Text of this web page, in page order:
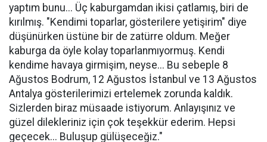
yaptım bunu... Üç kaburgamdan ikisi çatlamış, biri de
kırılmış. "Kendimi toparlar, gösterilere yetişirim" diye
düşünürken üstüne bir de zatürre oldum. Meğer
kaburga da öyle kolay toparlanmıyormuş. Kendi
kendime havaya girmişim, neyse... Bu sebeple 8
Ağustos Bodrum, 12 Ağustos İstanbul ve 13 Ağustos
Antalya gösterilerimizi ertelemek zorunda kaldık.
Sizlerden biraz müsaade istiyorum. Anlayışınız ve
güzel dilekleriniz için çok teşekkür ederim. Hepsi
geçecek... Buluşup gülüşeceğiz."